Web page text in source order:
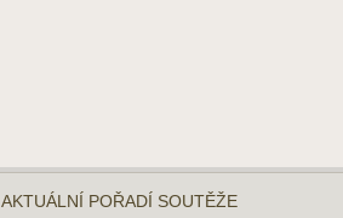
AKTUÁLNÍ POŘADÍ SOUTĚŽE